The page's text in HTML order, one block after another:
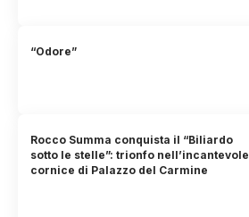
“Odore”
Rocco Summa conquista il “Biliardo
sotto le stelle”: trionfo nell’incantevole
cornice di Palazzo del Carmine